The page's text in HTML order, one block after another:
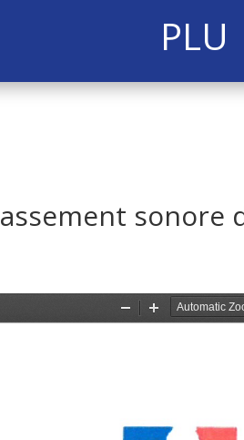
PLU